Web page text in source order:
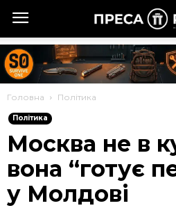
Головна Політика
Політика
Москва не в
вона “готує
у Молдові